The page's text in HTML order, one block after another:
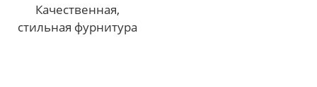
Качественная,
стильная фурнитура